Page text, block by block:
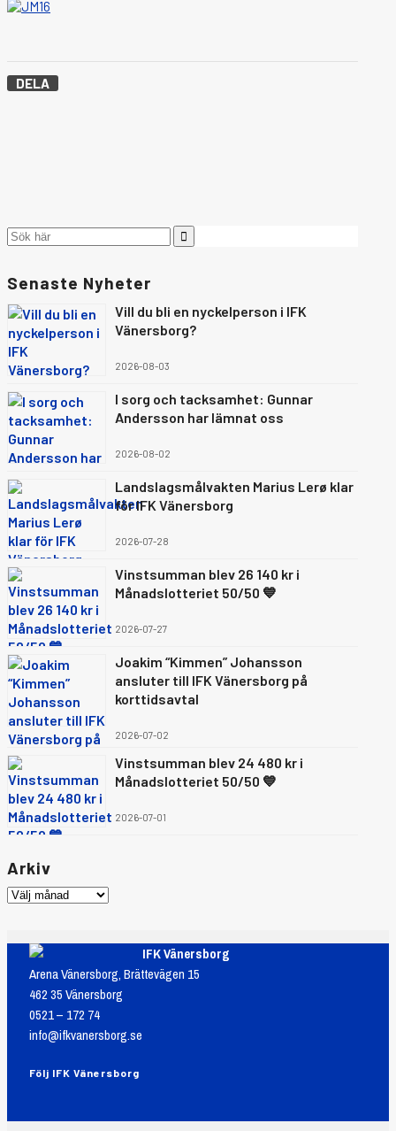
DELA
Senaste Nyheter
Vill du bli en nyckelperson i IFK
Vänersborg?
2026-08-03
I sorg och tacksamhet: Gunnar
Andersson har lämnat oss
2026-08-02
Landslagsmålvakten Marius Lerø klar
för IFK Vänersborg
2026-07-28
Vinstsumman blev 26 140 kr i
Månadslotteriet 50/50 💙
2026-07-27
Joakim “Kimmen” Johansson
ansluter till IFK Vänersborg på
korttidsavtal
2026-07-02
Vinstsumman blev 24 480 kr i
Månadslotteriet 50/50 💙
2026-07-01
Arkiv
IFK Vänersborg
Arena Vänersborg, Brättevägen 15
462 35 Vänersborg
0521 – 172 74
info@ifkvanersborg.se
Följ IFK Vänersborg